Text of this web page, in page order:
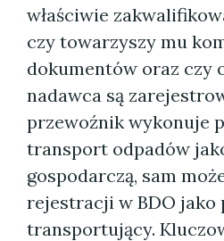
właściwie
czy towarzyszy mu
dokumentów oraz czy
nadawca są
przewoźnik wykonuje
transport odpadów
gospodarczą, sam
rejestracji w BDO jako
transportujący.